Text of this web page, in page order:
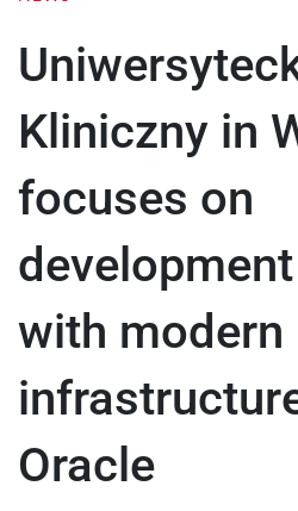
Kliniczny in
focuses on
with modern
Oracle